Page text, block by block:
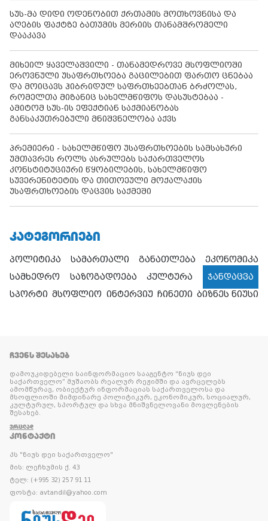
სუს-მა დიდი ოდენობით ქრთამის მოთხოვნისა და
აღების ფაქტზე ბათუმის მერიის თანამშრომელი
დააკავა
მიხეილ ყაველაშვილი - თანამედროვე მსოფლიოში
ეროვნული უსაფრთხოება გაცილებით ფართო ცნებაა
და მოიცავს ჰიბრიდულ საფრთხეებთან ბრძოლას,
რომელთა მიზანიც სახელმწიფოს დასუსტებაა -
ამიტომ სუს-ის ეფექტიან საქმიანობას
განსაკუთრებული მნიშვნელობა აქვს
პრემიერი - სახელმწიფო უსაფრთხოების სამსახური
უმთავრეს როლს ასრულებს საქართველოს
კონსტიტუციური წყობილების, სახელმწიფო
სუვერენიტეტის და თითოეული მოქალაქის
უსაფრთხოების დაცვის საქმეში
ᲙᲐᲢᲔᲒᲝᲠᲘᲔᲑᲘ
პოლიტიკა სამართალი განათლება
ეკონომიკა
სამხედრო
საზოგადოება კულტურა
ჯანდაცვა
სპორტი მსოფლიო ინტერვიუ ჩინეთი ბიზნეს ნიუსი
ᲩᲕᲔᲜᲡ ᲨᲔᲡᲐᲮᲔᲑ
დამოუკიდებელი საინფორმაციო სააგენტო “ნიუს დეი
საქართველო” მუშაობს რეალურ რეჟიმში და ავრცელებს
ამომწურავ, ობიექტურ ინფორმაციას საქართველოსა და
მსოფლიოში მიმდინარე პოლიტიკურ, ეკონომიკურ, სოციალურ,
კულტურულ, სპორტულ და სხვა მნიშვნელოვანი მოვლენების
შესახებ.
ᲕᲠᲪᲚᲐᲓ
ᲙᲝᲜᲢᲐᲥᲢᲘ
პს "ნიუს დეი საქართველო"
მის: ლეჩხუმის ქ. 43
ტელ: (+995 32) 257 91 11
ფოსტა: avtandil@yahoo.com